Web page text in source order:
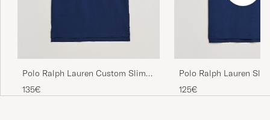
Polo Ralph Lauren Custom Slim
Fit Polo Newport Navy
135€
Polo Ralph Lauren
Newport Navy
125€